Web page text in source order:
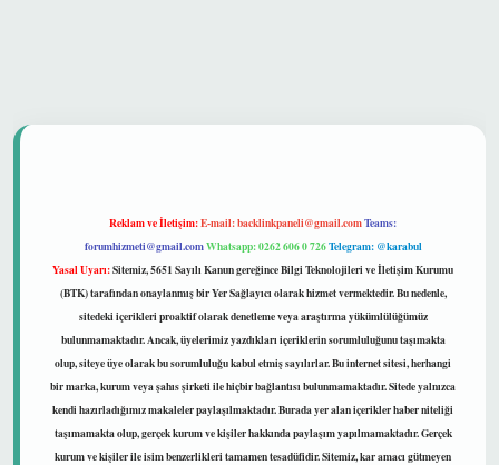
Reklam ve İletişim:E-mail:backlinkpaneli@gmail.comTeams:
forumhizmeti@gmail.comWhatsapp: 0262 606 0 726Telegram: @karabul
Yasal Uyarı:Sitemiz, 5651 Sayılı Kanun gereğince Bilgi Teknolojileri ve İletişim Kurumu
(BTK) tarafından onaylanmış bir Yer Sağlayıcı olarak hizmet vermektedir. Bu nedenle,
sitedeki içerikleri proaktif olarak denetleme veya araştırma yükümlülüğümüz
bulunmamaktadır. Ancak, üyelerimiz yazdıkları içeriklerin sorumluluğunu taşımakta
olup, siteye üye olarak bu sorumluluğu kabul etmiş sayılırlar. Bu internet sitesi, herhangi
bir marka, kurum veya şahıs şirketi ile hiçbir bağlantısı bulunmamaktadır. Sitede yalnızca
kendi hazırladığımız makaleler paylaşılmaktadır. Burada yer alan içerikler haber niteliği
taşımamakta olup, gerçek kurum ve kişiler hakkında paylaşım yapılmamaktadır. Gerçek
kurum ve kişiler ile isim benzerlikleri tamamen tesadüfidir. Sitemiz, kar amacı gütmeyen